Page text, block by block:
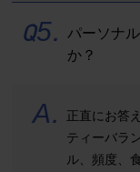
Q5.
パーソナ
か？
A.
正直にお答
ティーバラ
ル、頻度、